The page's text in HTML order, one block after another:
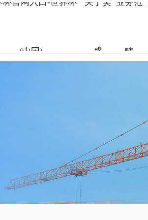
杯官网入口-世界杯
(中国)
关于昊
盛
关于昊盛
了解更多
业务范
畴
业务范畴
了解更多
产品中心
了解更多
科研创新
了解更多
工程案例
合作伙伴
了解更多
资讯中心
了解更多